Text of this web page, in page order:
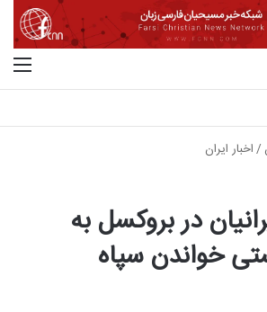
/اخبار ایران
در بروکسل به
خواندن سپاه